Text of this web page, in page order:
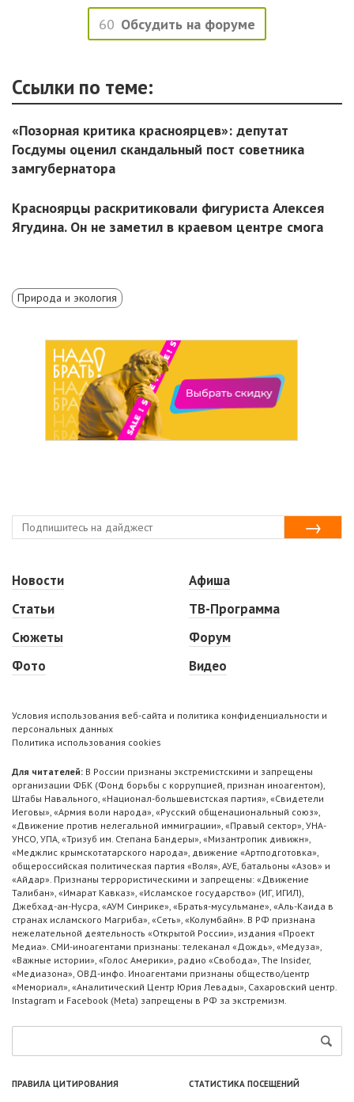
60 Обсудить на форуме
Ссылки по теме:
«Позорная критика красноярцев»: депутат
Госдумы оценил скандальный пост советника
замгубернатора
Красноярцы раскритиковали фигуриста Алексея
Ягудина. Он не заметил в краевом центре смога
Природа и экология
Новости
Статьи
Сюжеты
Фото
Афиша
ТВ-Программа
Форум
Видео
Условия использования веб-сайта и политика конфиденциальности и
персональных данных
Политика использования cookies
Для читателей: В России признаны экстремистскими и запрещены
организации ФБК (Фонд борьбы с коррупцией, признан иноагентом),
Штабы Навального, «Национал-большевистская партия», «Свидетели
Иеговы», «Армия воли народа», «Русский общенациональный союз»,
«Движение против нелегальной иммиграции», «Правый сектор», УНА-
УНСО, УПА, «Тризуб им. Степана Бандеры», «Мизантропик дивижн»,
«Меджлис крымскотатарского народа», движение «Артподготовка»,
общероссийская политическая партия «Воля», АУЕ, батальоны «Азов» и
«Айдар». Признаны террористическими и запрещены: «Движение
Талибан», «Имарат Кавказ», «Исламское государство» (ИГ, ИГИЛ),
Джебхад-ан-Нусра, «АУМ Синрике», «Братья-мусульмане», «Аль-Каида в
странах исламского Магриба», «Сеть», «Колумбайн». В РФ признана
нежелательной деятельность «Открытой России», издания «Проект
Медиа». СМИ-иноагентами признаны: телеканал «Дождь», «Медуза»,
«Важные истории», «Голос Америки», радио «Свобода», The Insider,
«Медиазона», ОВД-инфо. Иноагентами признаны общество/центр
«Мемориал», «Аналитический Центр Юрия Левады», Сахаровский центр.
Instagram и Facebook (Metа) запрещены в РФ за экстремизм.
ПРАВИЛА ЦИТИРОВАНИЯ СТАТИСТИКА ПОСЕЩЕНИЙ